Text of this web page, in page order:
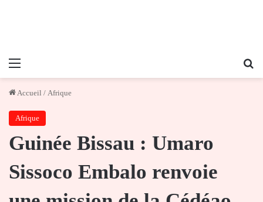
Menu
Accueil / Afrique
Afrique
Guinée Bissau : Umaro
Sissoco Embalo renvoie